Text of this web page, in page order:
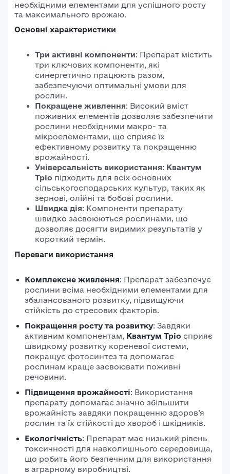
необхідними елементами для успішного росту
та максимального врожаю.
Основні характеристики
Три активні компоненти: Препарат містить
три ключових компоненти, які
синергетично працюють разом,
забезпечуючи оптимальні умови для
рослин.
Покращене живлення: Високий вміст
поживних елементів дозволяє забезпечити
рослини необхідними макро- та
мікроелементами, що сприяє їх
ефективному розвитку та покращенню
врожайності.
Універсальність використання: Квантум
Тріо підходить для всіх основних
сільськогосподарських культур, таких як
зернові, олійні та бобові рослини.
Швидка дія: Компоненти препарату
швидко засвоюються рослинами, що
дозволяє досягти видимих результатів у
короткий термін.
Переваги використання
Комплексне живлення: Препарат забезпечує
рослини всіма необхідними елементами для
збалансованого розвитку, підвищуючи
стійкість до стресових факторів.
Покращення росту та розвитку: Завдяки
активним компонентам, Квантум Тріо сприяє
швидкому розвитку кореневої системи,
покращує фотосинтез та допомагає
рослинам краще засвоювати поживні
речовини.
Підвищення врожайності: Використання
препарату допомагає значно збільшити
врожайність завдяки покращенню здоров’я
рослин та їх стійкості до хвороб і шкідників.
Екологічність: Препарат має низький рівень
токсичності для навколишнього середовища,
що робить його безпечним для використання
в аграрному виробництві.